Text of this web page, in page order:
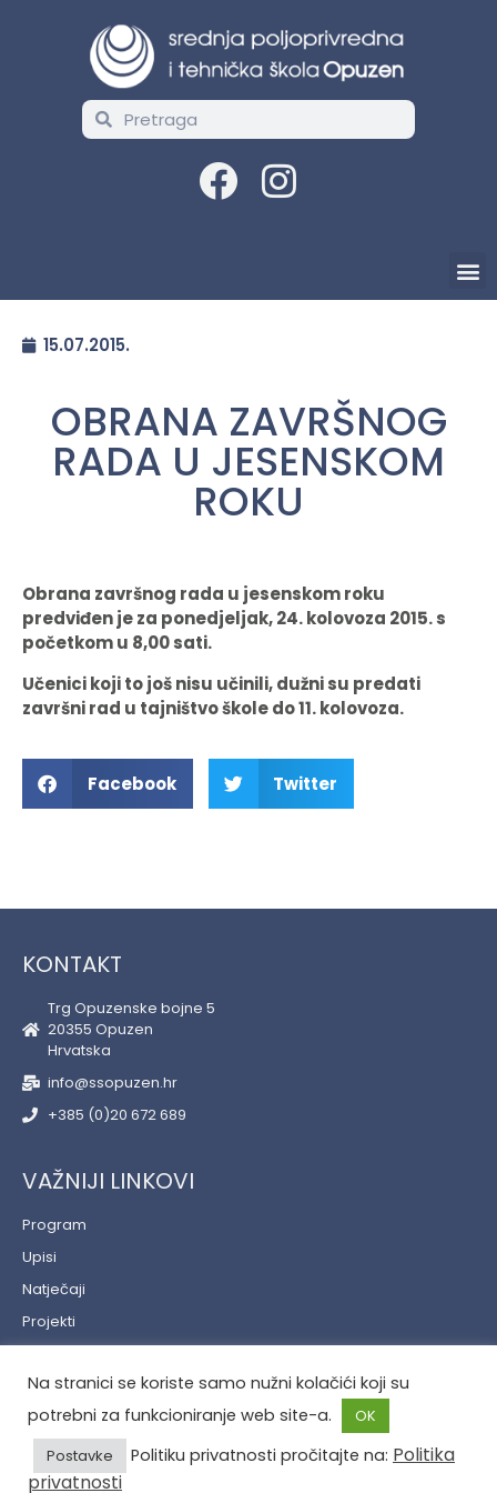
15.07.2015.
OBRANA ZAVRŠNOG
RADA U JESENSKOM
ROKU
Obrana završnog rada u jesenskom roku
predviđen je za ponedjeljak, 24. kolovoza 2015. s
početkom u 8,00 sati.
Učenici koji to još nisu učinili, dužni su predati
završni rad u tajništvo škole do 11. kolovoza.
Facebook Twitter
KONTAKT
Trg Opuzenske bojne 5
20355 Opuzen
Hrvatska
info@ssopuzen.hr
+385 (0)20 672 689
VAŽNIJI LINKOVI
Program
Upisi
Natječaji
Projekti
Politika privatnosti
Na stranici se koriste samo nužni kolačići koji su
potrebni za funkcioniranje web site-a.
OK
Postavke
Politiku privatnosti pročitajte na: Politika
privatnosti